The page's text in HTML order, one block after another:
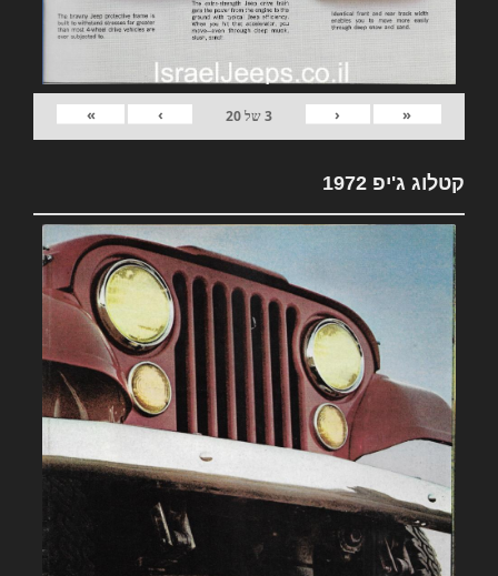
«
‹
3של20
›
»
קטלוג ג'יפ 1972